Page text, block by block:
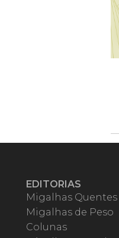
EDITORIAS
Migalhas Quentes
Migalhas de Peso
Colunas